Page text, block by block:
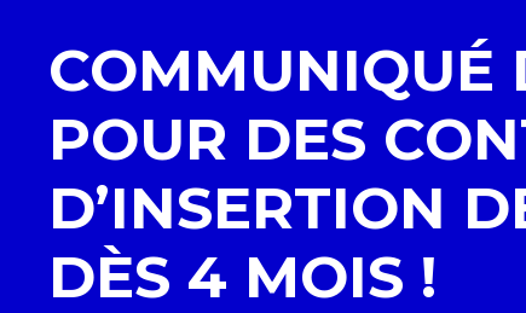
COMMUNIQUÉ
POUR DES
D’INSERTION
DÈS 4 MOIS !